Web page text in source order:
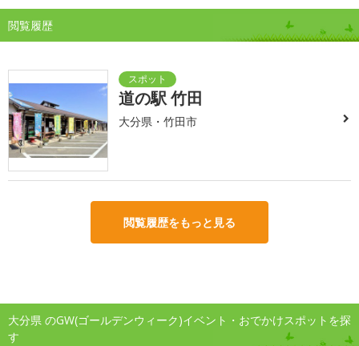
閲覧履歴
道の駅 竹田
大分県・竹田市
閲覧履歴をもっと見る
大分県 のGW(ゴールデンウィーク)イベント・おでかけスポットを探
す